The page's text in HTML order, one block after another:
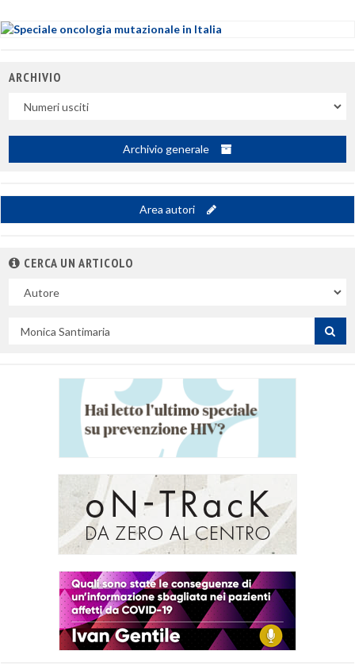
ARCHIVIO
Archivio generale
Area autori
CERCA UN ARTICOLO
campo
per